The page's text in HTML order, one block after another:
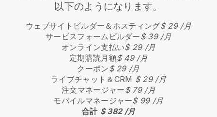
以下のようになります。
ウェブサイトビルダー＆ホスティング$ 29 /月
サービスフォームビルダー$ 39 /月
オンライン支払い$ 29 /月
定期購読月額$ 49 /月
クーポン$ 29 /月
ライブチャット＆CRM $ 29 /月
注文マネージャー$ 79 /月
モバイルマネージャー$ 99 /月
合計 $ 382 /月